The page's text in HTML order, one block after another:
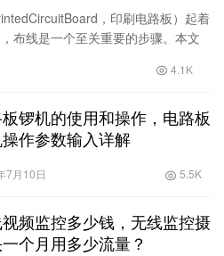
，印刷电路板）起着
布线是一个至关重要的步骤。本文
4.1K
锣机的使用和操作，电路板
作参数输入详解
7月10日 5.5K
频监控多少钱，无线监控摄
个月用多少流量？